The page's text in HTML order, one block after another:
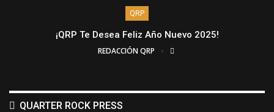
QRP
¡QRP Te Desea Feliz Año Nuevo 2025!
REDACCIÓN QRP
QUARTER ROCK PRESS